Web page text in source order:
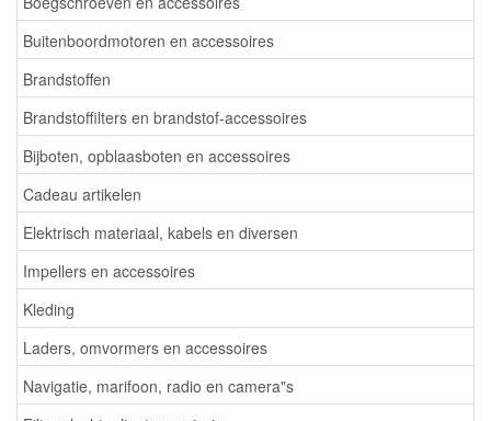
Buitenboordmotoren en accessoires
Brandstoffen
Brandstoffilters en brandstof-accessoires
Bijboten, opblaasboten en accessoires
Cadeau artikelen
Elektrisch materiaal, kabels en diversen
Impellers en accessoires
Kleding
Laders, omvormers en accessoires
Navigatie, marifoon, radio en camera"s